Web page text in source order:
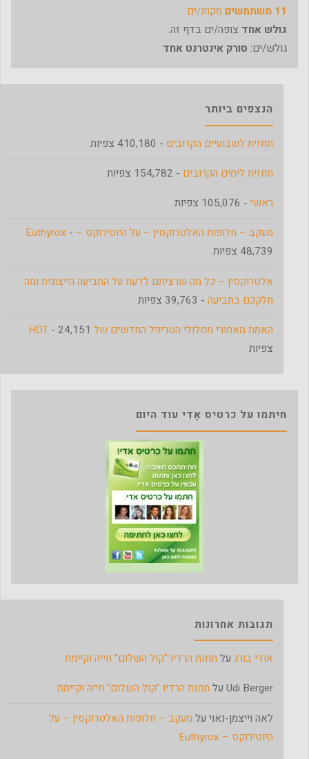
11 משתמשים
מקוונ/ים
גולש אחד צופה/ים בדף זה.
גולש/ים: סורק אינטרנט אחד
הנצפים ביותר
תחזית לשבועיים הקרובים - 410,180 צפיות
תחזית לימים הקרובים - 154,782 צפיות
ראשי - 105,076 צפיות
מעקב – חלופות האלטרוקסין – על היוטירוקס – Euthyrox -
48,739 צפיות
אלטרוקסין – כל מה שרציתם לדעת על התביעה הייצוגית ומה
חלקכם בתביעה - 39,763 צפיות
האמת מאחורי מסלולי הטריפל החדשים של HOT - 24,151
צפיות
חיתמו על כרטיס אָדִי עוד היום
תגובות אחרונות
אודי בורג על תחנת הרדיו "קול השלום" חייה וקיימת
Udi Berger על תחנת הרדיו "קול השלום" חייה וקיימת
לאה וייצמן-נאוי על מעקב – חלופות האלטרוקסין – על
היוטירוקס – Euthyrox